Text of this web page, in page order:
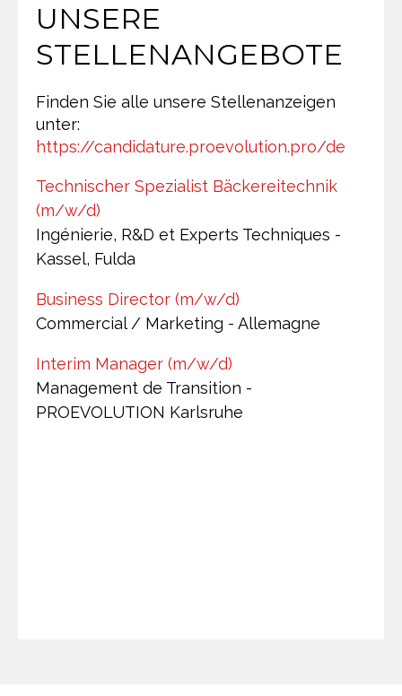
UNSERE
STELLENANGEBOTE
Finden Sie alle unsere Stellenanzeigen
unter:
https://candidature.proevolution.pro/de
Technischer Spezialist Bäckereitechnik
(m/w/d)
Ingénierie, R&D et Experts Techniques -
Kassel, Fulda
Business Director (m/w/d)
Commercial / Marketing - Allemagne
Interim Manager (m/w/d)
Management de Transition -
PROEVOLUTION Karlsruhe